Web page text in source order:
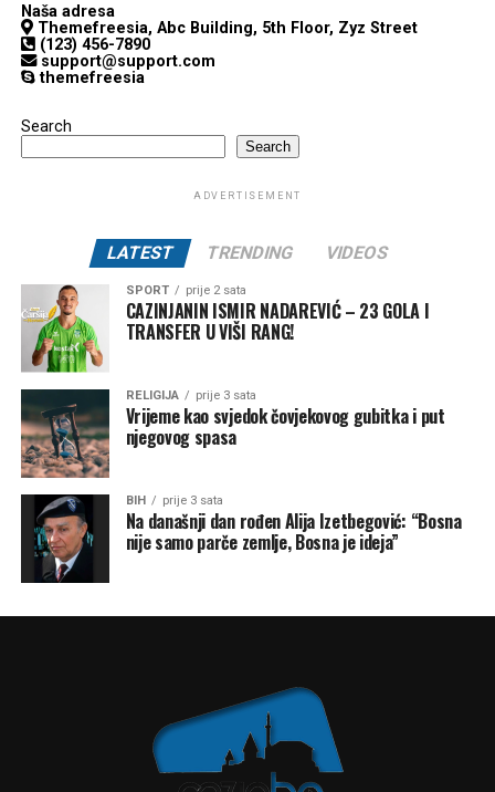
Naša adresa
Themefreesia, Abc Building, 5th Floor, Zyz Street
(123) 456-7890
support@support.com
themefreesia
Search
Search
ADVERTISEMENT
LATEST TRENDING VIDEOS
SPORT prije 2 sata
CAZINJANIN ISMIR NADAREVIĆ – 23 GOLA I
TRANSFER U VIŠI RANG!
RELIGIJA prije 3 sata
Vrijeme kao svjedok čovjekovog gubitka i put
njegovog spasa
BIH prije 3 sata
Na današnji dan rođen Alija Izetbegović: “Bosna
nije samo parče zemlje, Bosna je ideja”